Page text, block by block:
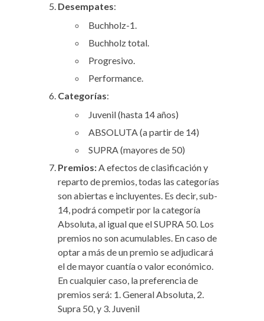
Desempates:
Buchholz-1.
Buchholz total.
Progresivo.
Performance.
Categorías:
Juvenil (hasta 14 años)
ABSOLUTA (a partir de 14)
SUPRA (mayores de 50)
Premios:A efectos de clasificación y
reparto de premios, todas las categorías
son abiertas e incluyentes. Es decir, sub-
14, podrá competir por la categoría
Absoluta, al igual que el SUPRA 50. Los
premios no son acumulables. En caso de
optar a más de un premio se adjudicará
el de mayor cuantía o valor económico.
En cualquier caso, la preferencia de
premios será: 1. General Absoluta, 2.
Supra 50, y 3. Juvenil